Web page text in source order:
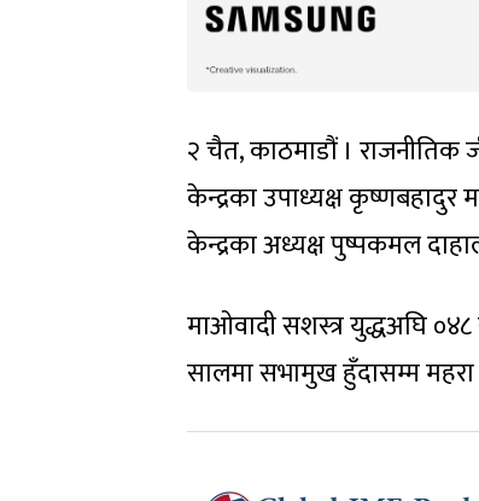
२ चैत, काठमाडौं । राजनीतिक
केन्द्रका उपाध्यक्ष कृष्णबहादुर
केन्द्रका अध्यक्ष पुष्पकमल
माओवादी सशस्त्र युद्धअघि
सालमा सभामुख हुँदासम्म महरा